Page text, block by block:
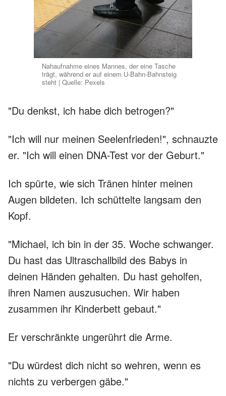
Nahaufnahme eines Mannes, der eine Tasche
trägt, während er auf einem U-Bahn-Bahnsteig
steht | Quelle: Pexels
"Du denkst, ich habe dich betrogen?"
"Ich will nur meinen Seelenfrieden!", schnauzte
er. "Ich will einen DNA-Test vor der Geburt."
Ich spürte, wie sich Tränen hinter meinen
Augen bildeten. Ich schüttelte langsam den
Kopf.
"Michael, ich bin in der 35. Woche schwanger.
Du hast das Ultraschallbild des Babys in
deinen Händen gehalten. Du hast geholfen,
ihren Namen auszusuchen. Wir haben
zusammen ihr Kinderbett gebaut."
Er verschränkte ungerührt die Arme.
"Du würdest dich nicht so wehren, wenn es
nichts zu verbergen gäbe."